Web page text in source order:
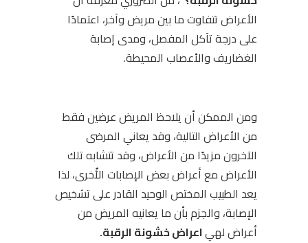
الأعراض تتفاوت ما بين مريض وآخر، اعتمادًا
على درجة تآكل المفصل، ومدى إصابة
الغضاريف والأعصاب المحيطة.
ومن الممكن أن يلاحظ المريض عرضين فقط
من الأعراض التالية، وقد يعاني المرضى
الآخرون مزيدًا من الأعراض، وقد تتشابه تلك
الأعراض مع أعراض بعض الإصابات الأُخرى، لذا
يعد الطبيب المختص الوحيد القادر على تشخيص
الإصابة، والجزم بأن ما يعانيه المريض من
أعراض لهياعراض خشونة الرقبة.